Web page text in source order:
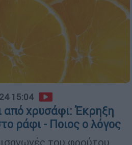
15:04
από χρυσάφι: Έκρηξη
ράφι - Ποιος ο λόγος
του φρούτου